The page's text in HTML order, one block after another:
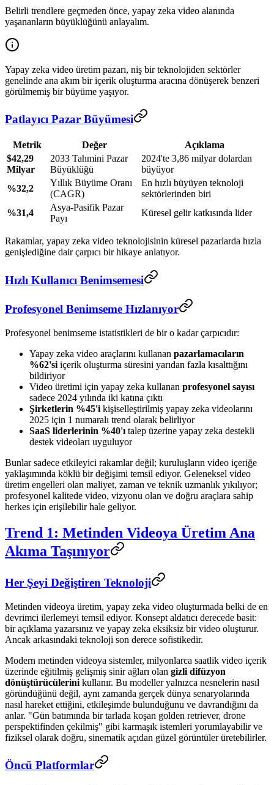
Belirli trendlere geçmeden önce, yapay zeka video alanında
yaşananların büyüklüğünü anlayalım.
Yapay zeka video üretim pazarı, niş bir teknolojiden sektörler
genelinde ana akım bir içerik oluşturma aracına dönüşerek benzeri
görülmemiş bir büyüme yaşıyor.
Patlayıcı Pazar Büyümesi
Metrik Değer
Açıklama
$42,29
Milyar
2033 Tahmini Pazar
Büyüklüğü
2024'te 3,86 milyar dolardan
büyüyor
%32,2
Yıllık Büyüme Oranı
(CAGR)
En hızlı büyüyen teknoloji
sektörlerinden biri
%31,4
Asya-Pasifik Pazar
Payı
Küresel gelir katkısında lider
Rakamlar, yapay zeka video teknolojisinin küresel pazarlarda hızla
genişlediğine dair çarpıcı bir hikaye anlatıyor.
Hızlı Kullanıcı Benimsemesi
Profesyonel Benimseme Hızlanıyor
Profesyonel benimseme istatistikleri de bir o kadar çarpıcıdır:
Yapay zeka video araçlarını kullanan pazarlamacıların
%62'si içerik oluşturma süresini yarıdan fazla kısalttığını
bildiriyor
Video üretimi için yapay zeka kullanan profesyonel sayısı
sadece 2024 yılında iki katına çıktı
Şirketlerin %45'i kişiselleştirilmiş yapay zeka videolarını
2025 için 1 numaralı trend olarak belirliyor
SaaS liderlerinin %40'ı talep üzerine yapay zeka destekli
destek videoları uyguluyor
Bunlar sadece etkileyici rakamlar değil; kuruluşların video içeriğe
yaklaşımında köklü bir değişimi temsil ediyor. Geleneksel video
üretim engelleri olan maliyet, zaman ve teknik uzmanlık yıkılıyor;
profesyonel kalitede video, vizyonu olan ve doğru araçlara sahip
herkes için erişilebilir hale geliyor.
Trend 1: Metinden Videoya Üretim Ana
Akıma Taşınıyor
Her Şeyi Değiştiren Teknoloji
Metinden videoya üretim, yapay zeka video oluşturmada belki de en
devrimci ilerlemeyi temsil ediyor. Konsept aldatıcı derecede basit:
bir açıklama yazarsınız ve yapay zeka eksiksiz bir video oluşturur.
Ancak arkasındaki teknoloji son derece sofistikedir.
Modern metinden videoya sistemler, milyonlarca saatlik video içerik
üzerinde eğitilmiş gelişmiş sinir ağları olan gizli difüzyon
dönüştürücülerini kullanır. Bu modeller yalnızca nesnelerin nasıl
göründüğünü değil, aynı zamanda gerçek dünya senaryolarında
nasıl hareket ettiğini, etkileşimde bulunduğunu ve davrandığını da
anlar. "Gün batımında bir tarlada koşan golden retriever, drone
perspektifinden çekilmiş" gibi karmaşık istemleri yorumlayabilir ve
fiziksel olarak doğru, sinematik açıdan güzel görüntüler üretebilirler.
Öncü Platformlar